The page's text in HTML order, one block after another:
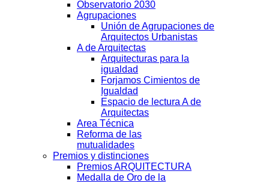
Observatorio 2030
Agrupaciones
Unión de Agrupaciones de
Arquitectos Urbanistas
A de Arquitectas
Arquitecturas para la
igualdad
Forjamos Cimientos de
Igualdad
Espacio de lectura A de
Arquitectas
Area Técnica
Reforma de las
mutualidades
Premios y distinciones
Premios ARQUITECTURA
Medalla de Oro de la